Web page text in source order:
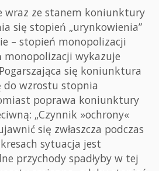
wraz ze stanem koniunktury
się stopień „urynkowienia”
– stopień monopolizacji
monopolizacji wykazuje
się koniunktura
do wzrostu stopnia
poprawa koniunktury
„Czynnik »ochrony«
się zwłaszcza podczas
sytuacja jest
przychody spadłyby w tej